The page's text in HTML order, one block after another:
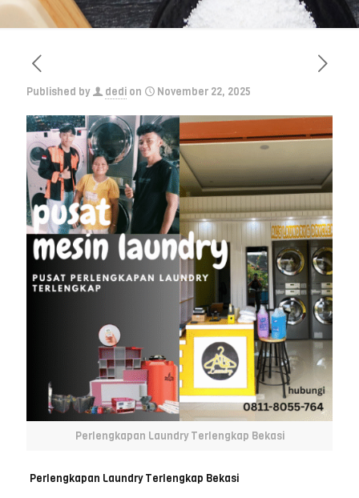
Published by dedi on November 22, 2025
Perlengkapan Laundry Terlengkap Bekasi
Perlengkapan Laundry Terlengkap Bekasi